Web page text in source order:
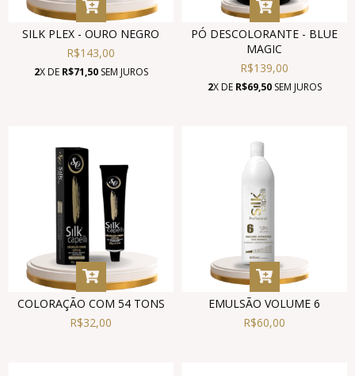
SILK PLEX - OURO NEGRO
R$143,00
2X DE R$71,50SEM JUROS
PÓ DESCOLORANTE - BLUE
MAGIC
R$139,00
2X DE R$69,50SEM JUROS
COLORAÇÃO COM 54 TONS
R$32,00
EMULSÃO VOLUME 6
R$60,00